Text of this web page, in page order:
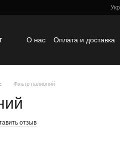
Укр
О нас Оплата и доставка
Фільтр паливний
отзыв